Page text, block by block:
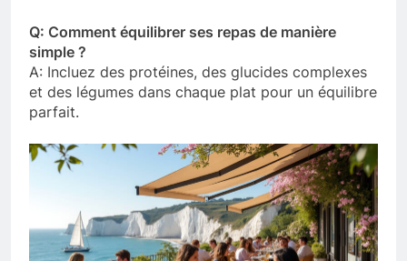
Q: Comment équilibrer ses repas de manière
simple ?
A: Incluez des protéines, des glucides complexes
et des légumes dans chaque plat pour un équilibre
parfait.